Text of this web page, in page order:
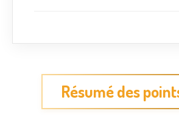
Résumé des